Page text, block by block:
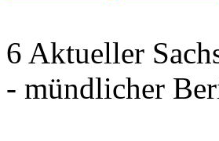
6 Aktueller
- mündlicher